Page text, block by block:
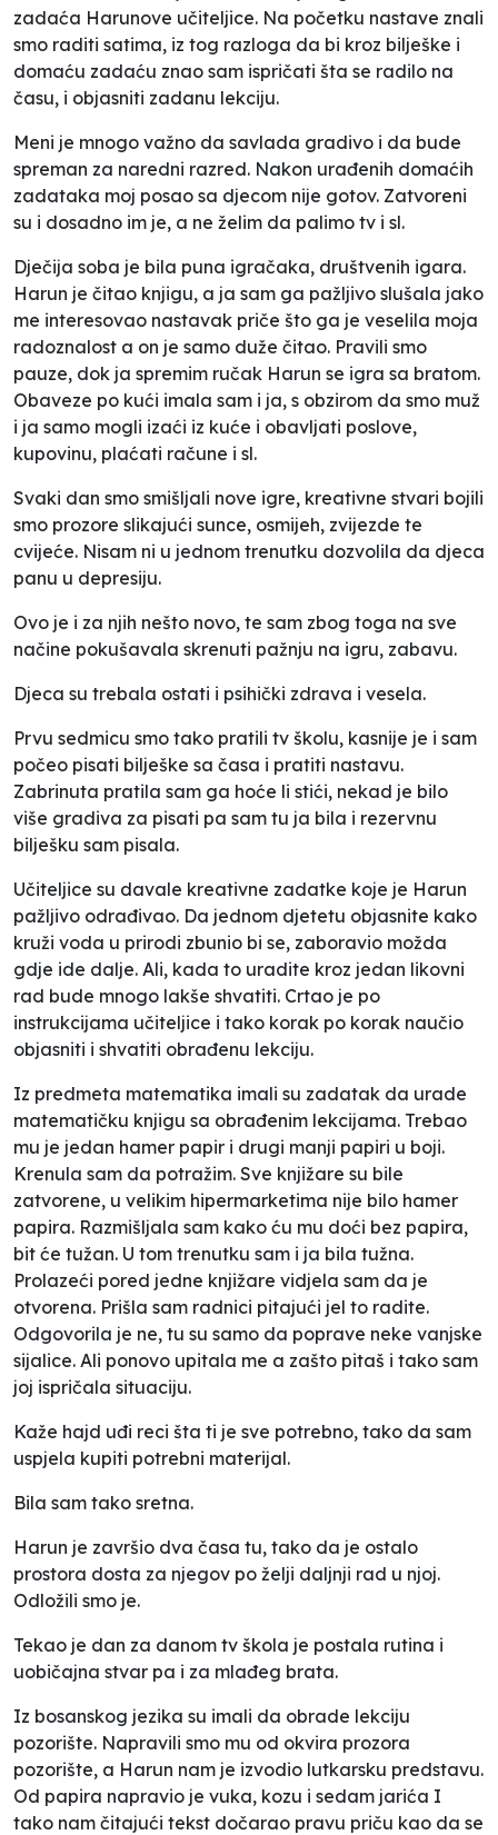
zadaća Harunove učiteljice. Na početku nastave znali
smo raditi satima, iz tog razloga da bi kroz bilješke i
domaću zadaću znao sam ispričati šta se radilo na
času, i objasniti zadanu lekciju.
Meni je mnogo važno da savlada gradivo i da bude
spreman za naredni razred. Nakon urađenih domaćih
zadataka moj posao sa djecom nije gotov. Zatvoreni
su i dosadno im je, a ne želim da palimo tv i sl.
Dječija soba je bila puna igračaka, društvenih igara.
Harun je čitao knjigu, a ja sam ga pažljivo slušala jako
me interesovao nastavak priče što ga je veselila moja
radoznalost a on je samo duže čitao. Pravili smo
pauze, dok ja spremim ručak Harun se igra sa bratom.
Obaveze po kući imala sam i ja, s obzirom da smo muž
i ja samo mogli izaći iz kuće i obavljati poslove,
kupovinu, plaćati račune i sl.
Svaki dan smo smišljali nove igre, kreativne stvari bojili
smo prozore slikajući sunce, osmijeh, zvijezde te
cvijeće. Nisam ni u jednom trenutku dozvolila da djeca
panu u depresiju.
Ovo je i za njih nešto novo, te sam zbog toga na sve
načine pokušavala skrenuti pažnju na igru, zabavu.
Djeca su trebala ostati i psihički zdrava i vesela.
Prvu sedmicu smo tako pratili tv školu, kasnije je i sam
počeo pisati bilješke sa časa i pratiti nastavu.
Zabrinuta pratila sam ga hoće li stići, nekad je bilo
više gradiva za pisati pa sam tu ja bila i rezervnu
bilješku sam pisala.
Učiteljice su davale kreativne zadatke koje je Harun
pažljivo odrađivao. Da jednom djetetu objasnite kako
kruži voda u prirodi zbunio bi se, zaboravio možda
gdje ide dalje. Ali, kada to uradite kroz jedan likovni
rad bude mnogo lakše shvatiti. Crtao je po
instrukcijama učiteljice i tako korak po korak naučio
objasniti i shvatiti obrađenu lekciju.
Iz predmeta matematika imali su zadatak da urade
matematičku knjigu sa obrađenim lekcijama. Trebao
mu je jedan hamer papir i drugi manji papiri u boji.
Krenula sam da potražim. Sve knjižare su bile
zatvorene, u velikim hipermarketima nije bilo hamer
papira. Razmišljala sam kako ću mu doći bez papira,
bit će tužan. U tom trenutku sam i ja bila tužna.
Prolazeći pored jedne knjižare vidjela sam da je
otvorena. Prišla sam radnici pitajući jel to radite.
Odgovorila je ne, tu su samo da poprave neke vanjske
sijalice. Ali ponovo upitala me a zašto pitaš i tako sam
joj ispričala situaciju.
Kaže hajd uđi reci šta ti je sve potrebno, tako da sam
uspjela kupiti potrebni materijal.
Bila sam tako sretna.
Harun je završio dva časa tu, tako da je ostalo
prostora dosta za njegov po želji daljnji rad u njoj.
Odložili smo je.
Tekao je dan za danom tv škola je postala rutina i
uobičajna stvar pa i za mlađeg brata.
Iz bosanskog jezika su imali da obrade lekciju
pozorište. Napravili smo mu od okvira prozora
pozorište, a Harun nam je izvodio lutkarsku predstavu.
Od papira napravio je vuka, kozu i sedam jarića I
tako nam čitajući tekst dočarao pravu priču kao da se